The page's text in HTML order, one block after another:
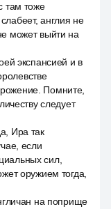
там тоже
англия не
может выйти на
экспансией и в
Помните,
следует
Ира так
если
сил,
оружием тогда,
на поприще